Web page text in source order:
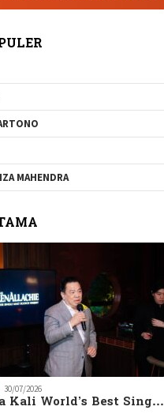
MAHENDRA
30/07/2026
Kali World’s Best Sing…